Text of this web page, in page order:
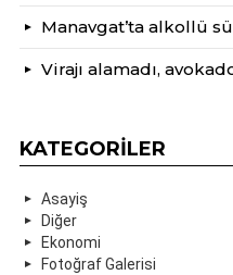
Manavgat’ta alkollü
Virajı alamadı,
KATEGORILER
Asayiş
Diğer
Ekonomi
Fotoğraf Galerisi